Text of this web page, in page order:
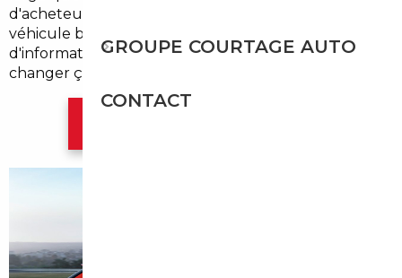
d'acheteurs d'Arnouville continuent de payer leur
véhicule bien au-dessus de sa valeur réelle, faute
d'information sur l'import. Ce guide est là pour
changer ça.
GROUPE COURTAGE AUTO
CONTACT